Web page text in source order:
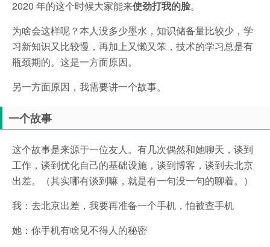
2020 年的这个时候大家能来使劲打我的脸。
为啥会这样呢？本人没多少墨水，知识储备量比较少，学
习新知识又比较慢，再加上又懒又笨，技术的学习总是有
瓶颈期的。这是一方面原因。
另一方面原因，我需要讲一个故事。
一个故事
这个故事是来源于一位友人。有几次偶然和她聊天，谈到
工作，谈到优化自己的基础设施，谈到博客，谈到去北京
出差。（其实哪有谈到嘛，就是有一句没一句的聊着。）
我：去北京出差，我要再准备一个手机，怕被查手机
她：你手机有啥见不得人的秘密